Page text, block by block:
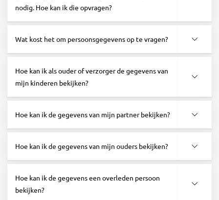
nodig. Hoe kan ik die opvragen?
Wat kost het om persoonsgegevens op te vragen?
Hoe kan ik als ouder of verzorger de gegevens van
mijn kinderen bekijken?
Hoe kan ik de gegevens van mijn partner bekijken?
Hoe kan ik de gegevens van mijn ouders bekijken?
Hoe kan ik de gegevens een overleden persoon
bekijken?